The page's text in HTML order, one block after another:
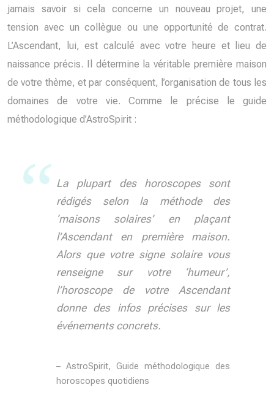
jamais savoir si cela concerne un nouveau projet, une
tension avec un collègue ou une opportunité de contrat.
L’Ascendant, lui, est calculé avec votre heure et lieu de
naissance précis. Il détermine la véritable première maison
de votre thème, et par conséquent, l’organisation de tous les
domaines de votre vie. Comme le précise le guide
méthodologique d’AstroSpirit :
La plupart des horoscopes sont
rédigés selon la méthode des
‘maisons solaires’ en plaçant
l’Ascendant en première maison.
Alors que votre signe solaire vous
renseigne sur votre ‘humeur’,
l’horoscope de votre Ascendant
donne des infos précises sur les
événements concrets.
– AstroSpirit, Guide méthodologique des
horoscopes quotidiens